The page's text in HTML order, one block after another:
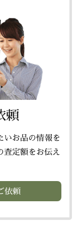
頼
いお品の情報を
査定額をお伝え
依頼